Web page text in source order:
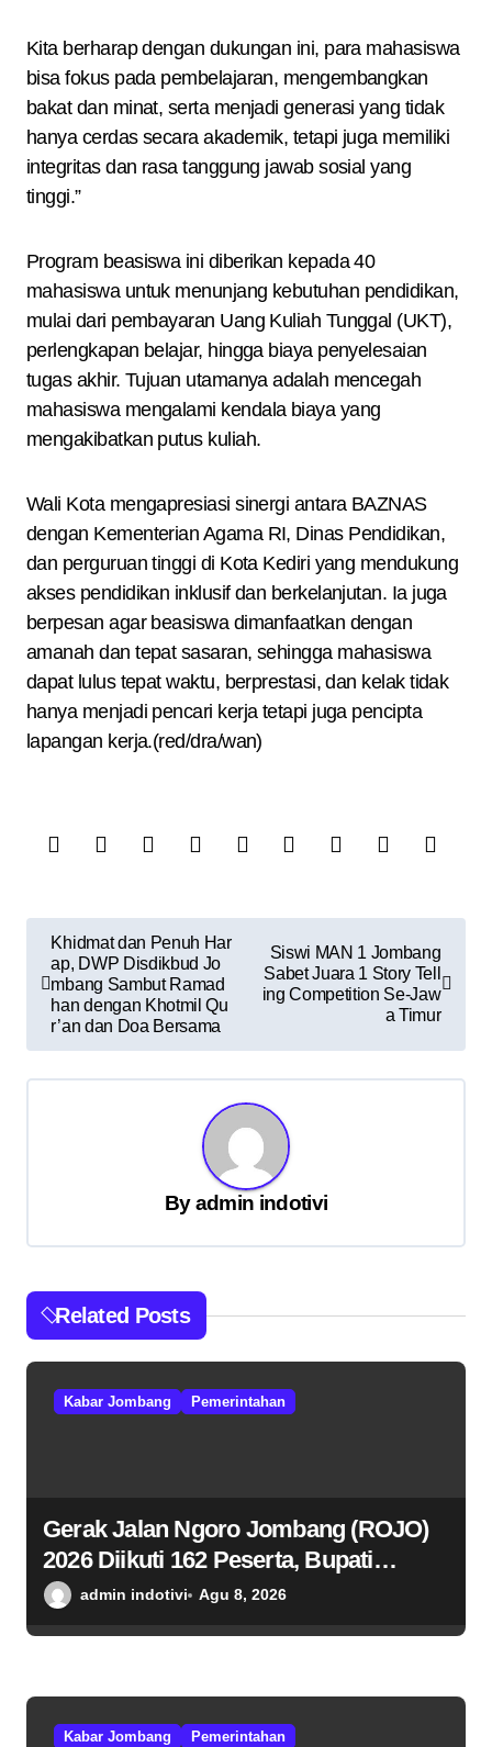
Kita berharap dengan dukungan ini, para mahasiswa
bisa fokus pada pembelajaran, mengembangkan
bakat dan minat, serta menjadi generasi yang tidak
hanya cerdas secara akademik, tetapi juga memiliki
integritas dan rasa tanggung jawab sosial yang
tinggi.”
Program beasiswa ini diberikan kepada 40
mahasiswa untuk menunjang kebutuhan pendidikan,
mulai dari pembayaran Uang Kuliah Tunggal (UKT),
perlengkapan belajar, hingga biaya penyelesaian
tugas akhir. Tujuan utamanya adalah mencegah
mahasiswa mengalami kendala biaya yang
mengakibatkan putus kuliah.
Wali Kota mengapresiasi sinergi antara BAZNAS
dengan Kementerian Agama RI, Dinas Pendidikan,
dan perguruan tinggi di Kota Kediri yang mendukung
akses pendidikan inklusif dan berkelanjutan. Ia juga
berpesan agar beasiswa dimanfaatkan dengan
amanah dan tepat sasaran, sehingga mahasiswa
dapat lulus tepat waktu, berprestasi, dan kelak tidak
hanya menjadi pencari kerja tetapi juga pencipta
lapangan kerja.(red/dra/wan)
i
g
s
Khidmat dan Penuh Har
ap, DWP Disdikbud Jo
mbang Sambut Ramad
han dengan Khotmil Qu
r’an dan Doa Bersama
Siswi MAN 1 Jombang
Sabet Juara 1 Story Tell
ing Competition Se-Jaw
a Timur
Byadmin indotivi
Related Posts
Kabar Jombang Pemerintahan
Gerak Jalan Ngoro Jombang (ROJO)
2026 Diikuti 162 Peserta, Bupati
Jombang Tekankan Disiplin dan
admin indotivi Agu 8, 2026
Kabar Jombang Pemerintahan